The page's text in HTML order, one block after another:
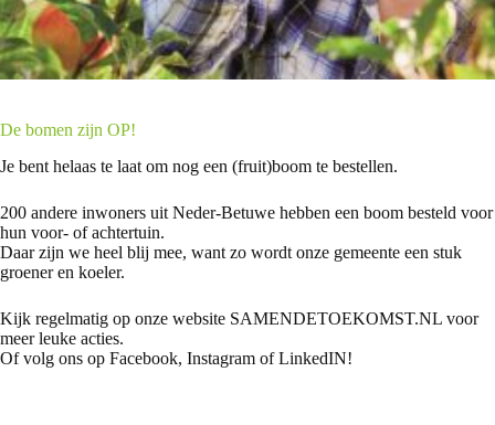
De bomen zijn OP!
Je bent helaas te laat om nog een (fruit)boom te bestellen.
200 andere inwoners uit Neder-Betuwe hebben een boom besteld voor
hun voor- of achtertuin.
Daar zijn we heel blij mee, want zo wordt onze gemeente een stuk
groener en koeler.
Kijk regelmatig op onze website SAMENDETOEKOMST.NL voor
meer leuke acties.
Of volg ons op Facebook, Instagram of LinkedIN!